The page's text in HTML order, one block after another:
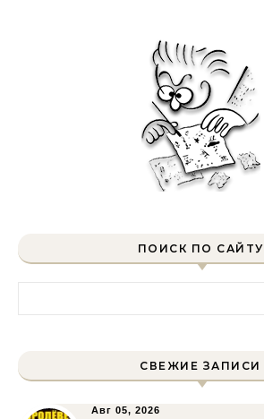
ПОИСК ПО САЙТУ
СВЕЖИЕ ЗАПИСИ
Авг 05, 2026